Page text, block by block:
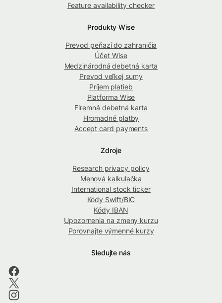
Feature availability checker
Produkty Wise
Prevod peňazí do zahraničia
Účet Wise
Medzinárodná debetná karta
Prevod veľkej sumy
Príjem platieb
Platforma Wise
Firemná debetná karta
Hromadné platby
Accept card payments
Zdroje
Research privacy policy
Menová kalkulačka
International stock ticker
Kódy Swift/BIC
Kódy IBAN
Upozornenia na zmeny kurzu
Porovnajte výmenné kurzy
Sledujte nás